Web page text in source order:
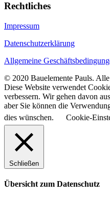
Rechtliches
Impressum
Datenschutzerklärung
Allgemeine
© 2020 Bauelemente Pauls.
Diese Website verwendet
verbessern. Wir gehen davon
aber Sie können die
dies wünschen.
Cookie-
Schließen
Übersicht zum Datenschutz